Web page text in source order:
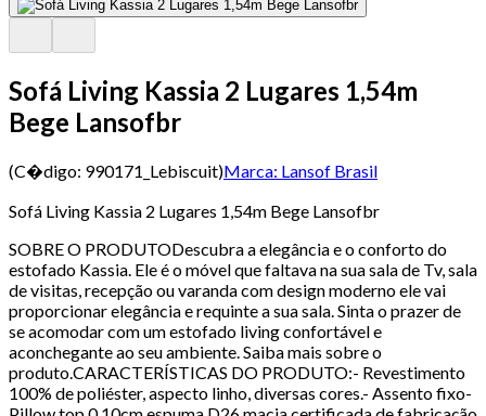
Sofá Living Kassia 2 Lugares 1,54m
Bege Lansofbr
(C�digo: 990171_Lebiscuit)Marca: Lansof Brasil
Sofá Living Kassia 2 Lugares 1,54m Bege Lansofbr
SOBRE O PRODUTODescubra a elegância e o conforto do
estofado Kassia. Ele é o móvel que faltava na sua sala de Tv, sala
de visitas, recepção ou varanda com design moderno ele vai
proporcionar elegância e requinte a sua sala. Sinta o prazer de
se acomodar com um estofado living confortável e
aconchegante ao seu ambiente. Saiba mais sobre o
produto.CARACTERÍSTICAS DO PRODUTO:- Revestimento
100% de poliéster, aspecto linho, diversas cores.- Assento fixo-